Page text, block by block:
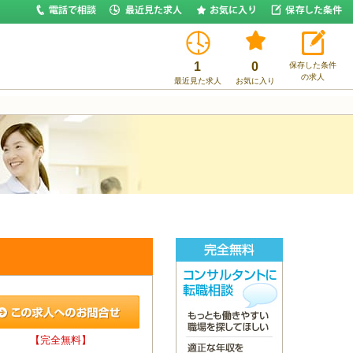
1
最近見た求人
0
お気に入り
保存した条件
の求人
【完全無料】